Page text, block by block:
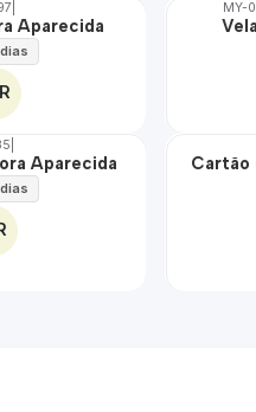
Aparecida
MY-
Aparecida 🇵🇹
Cartão